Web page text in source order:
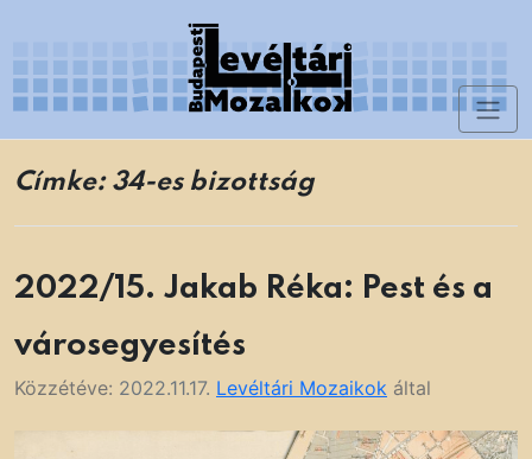
content
Címke: 34-es bizottság
2022/15. Jakab Réka: Pest és a
városegyesítés
Közzétéve: 2022.11.17. Levéltári Mozaikok által